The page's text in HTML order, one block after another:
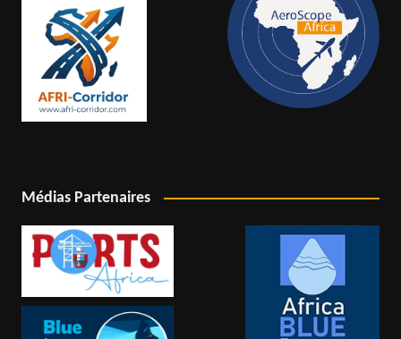
Médias Partenaires